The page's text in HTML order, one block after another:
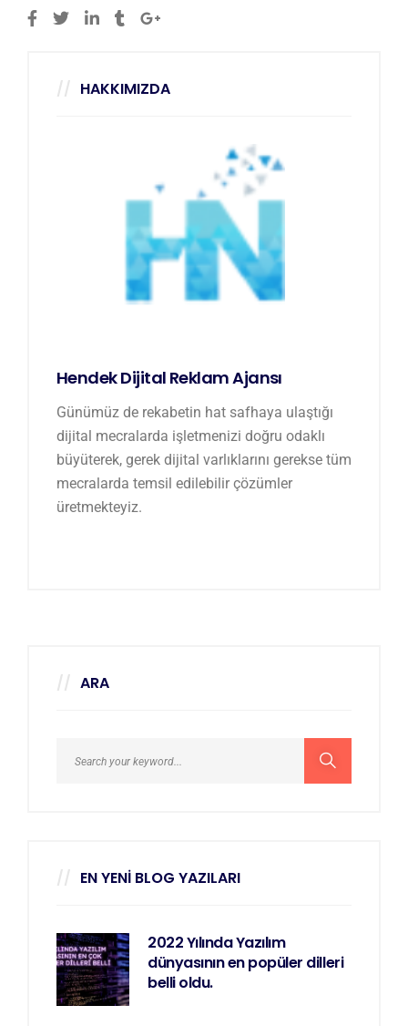
HAKKIMIZDA
Hendek Dijital Reklam Ajansı
Günümüz de rekabetin hat safhaya ulaştığı
dijital mecralarda işletmenizi doğru odaklı
büyüterek, gerek dijital varlıklarını gerekse tüm
mecralarda temsil edilebilir çözümler
üretmekteyiz.
ARA
EN YENI BLOG YAZILARI
2022 Yılında Yazılım
dünyasının en popüler dilleri
belli oldu.